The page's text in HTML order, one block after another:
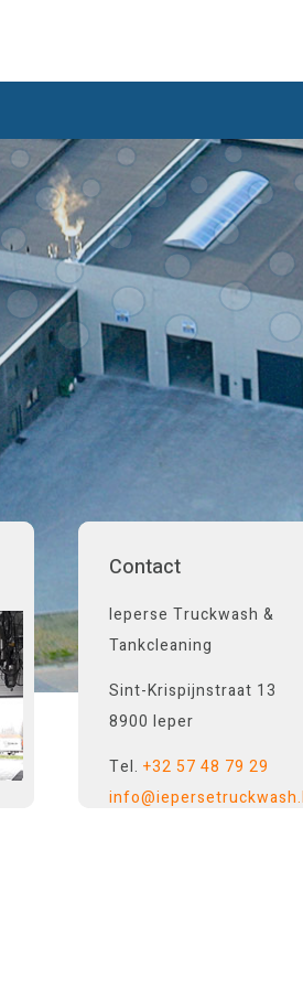
Contact
Ieperse Truckwash &
Tankcleaning
Sint-Krispijnstraat 13
8900 Ieper
Tel. +32 57 48 79 29